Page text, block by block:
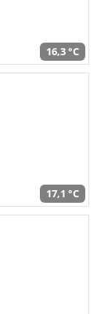
16,3 °C
17,1 °C